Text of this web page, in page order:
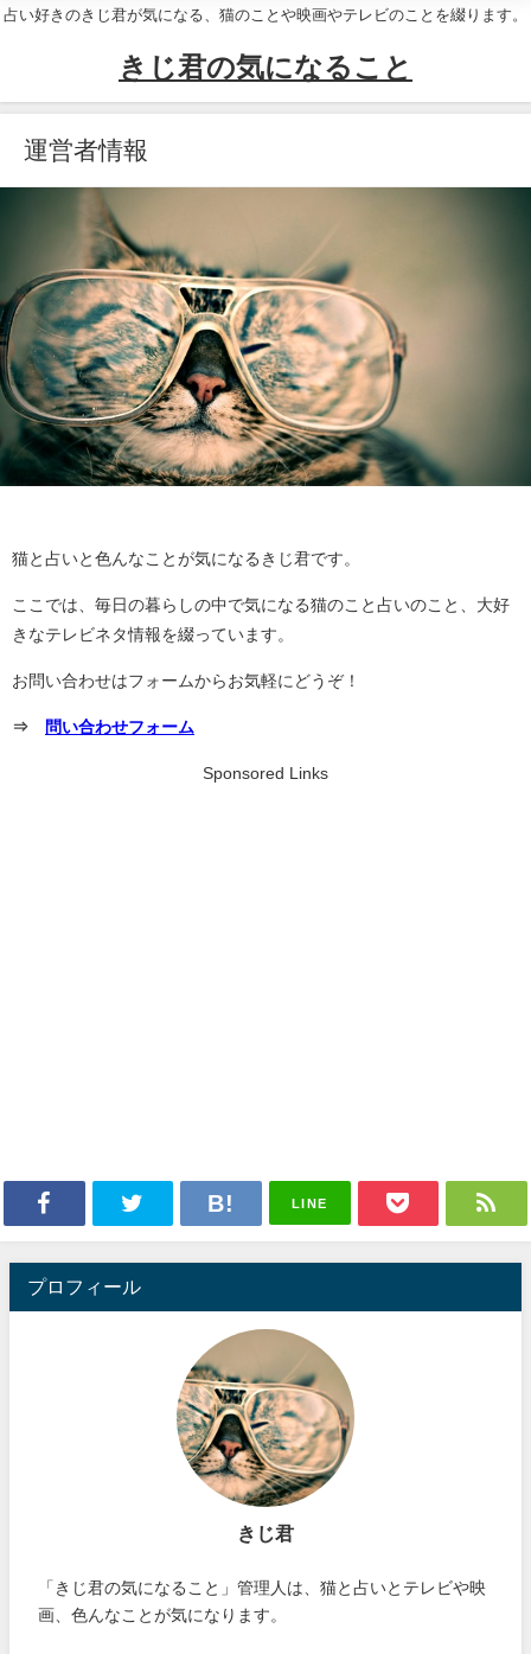
占い好きのきじ君が気になる、猫のことや映画やテレビのことを綴ります。
きじ君の気になること
運営者情報
猫と占いと色んなことが気になるきじ君です。
ここでは、毎日の暮らしの中で気になる猫のこと占いのこと、大好
きなテレビネタ情報を綴っています。
お問い合わせはフォームからお気軽にどうぞ！
⇒ 問い合わせフォーム
Sponsored Links
LINE
プロフィール
きじ君
「きじ君の気になること」管理人は、猫と占いとテレビや映
画、色んなことが気になります。